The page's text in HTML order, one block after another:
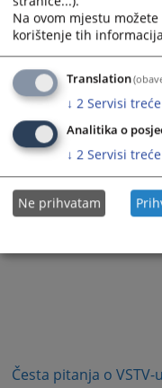
Česta pitanja o VSTV-
keyboard
shortcuts
for
changing
dates.
Kako su regulirana
Ko odlučuje o plaćama
Na ovom mjestu
korištenje tih
Translation
↓ 2 Servisi
Analitika o
↓ 2 Servisi
Ne prihvatam